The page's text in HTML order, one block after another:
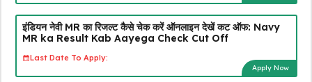
इंडियन नेवी MR का रिजल्ट कैसे चेक करें ऑनलाइन देखें कट ऑफ: Navy
MR ka Result Kab Aayega Check Cut Off
Last Date To Apply:
Apply Now